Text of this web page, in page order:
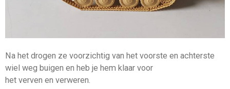
Na het drogen ze voorzichtig van het voorste en achterste
wiel weg buigen en heb je hem klaar voor
het verven en verweren.